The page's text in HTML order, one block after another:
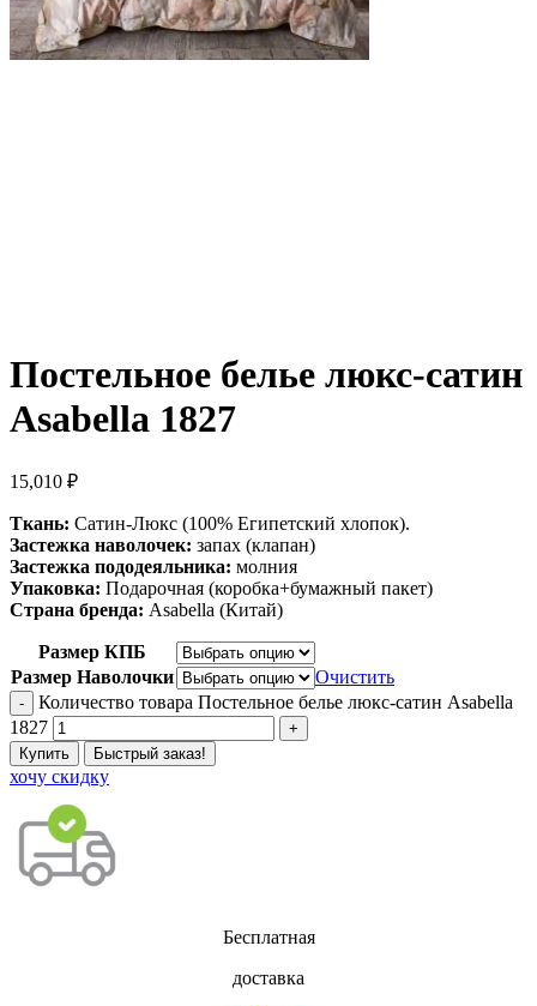
Постельное белье люкс-сатин
Asabella 1827
15,010 ₽
Ткань: Сатин-Люкс (100% Египетский хлопок).
Застежка наволочек: запах (клапан)
Застежка пододеяльника: молния
Упаковка: Подарочная (коробка+бумажный пакет)
Страна бренда: Asabella (Китай)
Размер КПБ
Размер Наволочки
Очистить
Количество товара Постельное белье люкс-сатин Asabella
1827
Купить Быстрый заказ!
хочу скидку
Бесплатная
доставка